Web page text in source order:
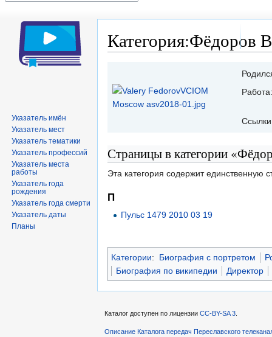
Категория:Фёдоров
навигации
поиску
Работа:
Страницы в категории
Эта категория содержит единственную
П
Пульс 1479 2010 03 19
Категории: Биография с портретом
Биография по википедии
Директор
Указатель имён
Указатель мест
Указатель тематики
Указатель профессий
Указатель места
работы
Указатель года
рождения
Указатель года смерти
Указатель даты
Планы
Каталог доступен по лицензии CC-BY-SA 3
Описание Каталога передач Переславского